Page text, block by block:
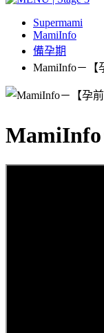
Supermami
MamiInfo
備孕期
MamiInfo－【
MamiInfo